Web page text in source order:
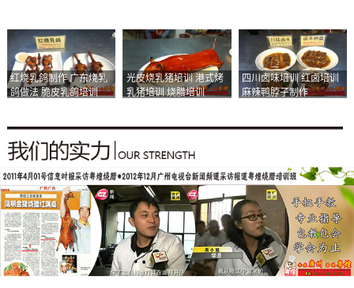
红烧乳鸽制作 广东烧乳
鸽做法 脆皮乳鸽培训
光皮烧乳猪培训 港式烤
乳猪培训 烧腊培训
四川卤味培训 红卤培训
麻辣鸭脖子制作